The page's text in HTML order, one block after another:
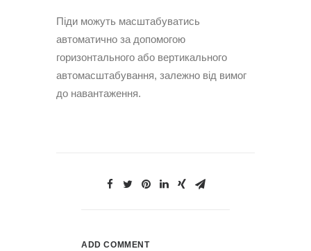
Піди можуть масштабуватись
автоматично за допомогою
горизонтального або вертикального
автомасштабування, залежно від вимог
до навантаження.
ADD COMMENT